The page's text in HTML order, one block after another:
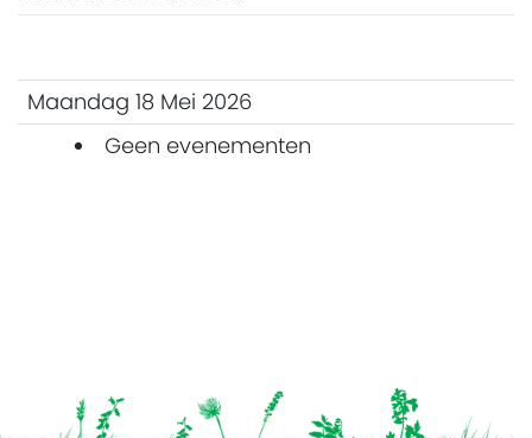
Maandag 18 Mei 2026
Geen evenementen